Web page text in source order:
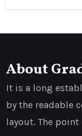
About
It is a long
by the readable
layout. The